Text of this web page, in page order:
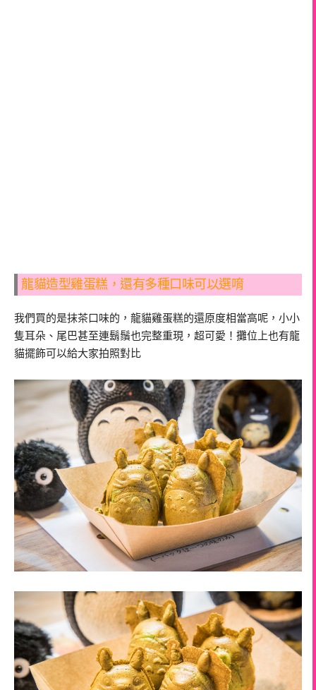
龍貓造型雞蛋糕，還有多種口味可以選唷
我們買的是抹茶口味的，龍貓雞蛋糕的還原度相當高呢，小小
隻耳朵、尾巴甚至連鬍鬚也完整重現，超可愛！攤位上也有龍
貓擺飾可以給大家拍照對比